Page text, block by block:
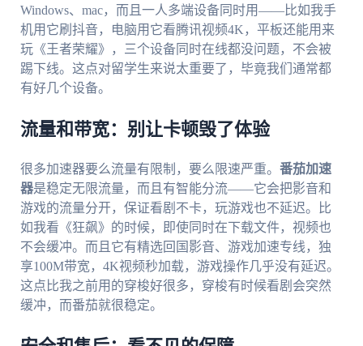
Windows、mac，而且一人多端设备同时用——比如我手
机用它刷抖音，电脑用它看腾讯视频4K，平板还能用来
玩《王者荣耀》，三个设备同时在线都没问题，不会被
踢下线。这点对留学生来说太重要了，毕竟我们通常都
有好几个设备。
流量和带宽：别让卡顿毁了体验
很多加速器要么流量有限制，要么限速严重。 番茄加速
器是稳定无限流量，而且有智能分流——它会把影音和
游戏的流量分开，保证看剧不卡，玩游戏也不延迟。比
如我看《狂飙》的时候，即使同时在下载文件，视频也
不会缓冲。而且它有精选回国影音、游戏加速专线，独
享100M带宽，4K视频秒加载，游戏操作几乎没有延迟。
这点比我之前用的穿梭好很多，穿梭有时候看剧会突然
缓冲，而番茄就很稳定。